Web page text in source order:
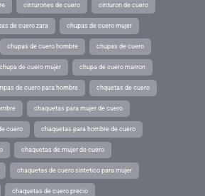
cinturones de cuero cinturon de cuero
de cuero zara chupas de cuero mujer
chupas de cuero hombre chupas de cuero
chupa de cuero mujer chupa de cuero marron
de cuero para hombre chquetas de cuero
chaquetas para mujer de cuero
cuero chaquetas para hombre de cuero
chaquetas de mujer de cuero
chaquetas de cuero sintetico para mujer
chaquetas de cuero precio